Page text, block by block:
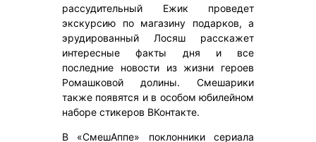
рассудительный Ежик проведет
экскурсию по магазину подарков, а
эрудированный Лосяш расскажет
интересные факты дня и все
последние новости из жизни героев
Ромашковой долины. Смешарики
также появятся и в особом юбилейном
наборе стикеров ВКонтакте.
В «СмешАппе» поклонники сериала